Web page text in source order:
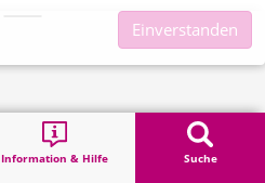
Information & Hilfe Suche
Einverstanden